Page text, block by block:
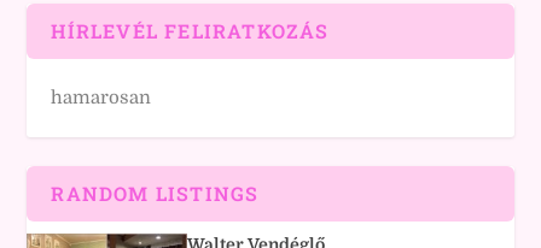
HÍRLEVÉL FELIRATKOZÁS
hamarosan
RANDOM LISTINGS
Walter Vendéglő